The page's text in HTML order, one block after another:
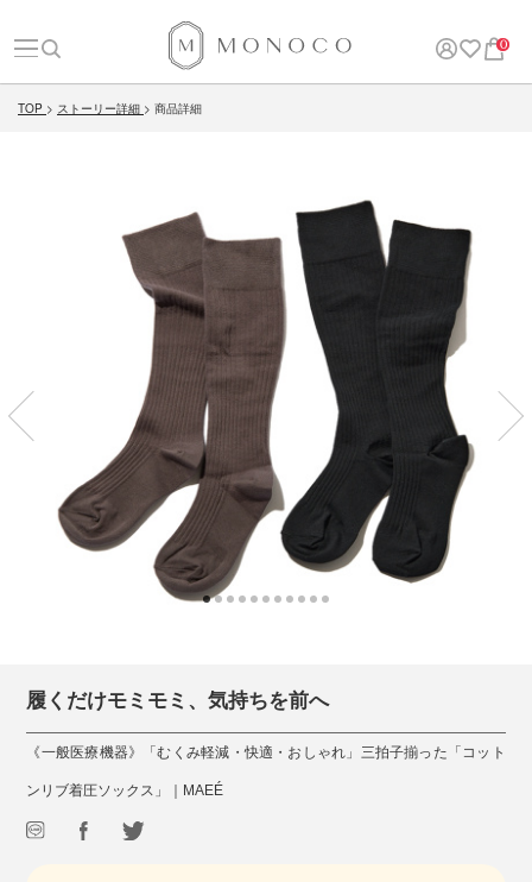
0
TOP ストーリー詳細 商品詳細
履くだけモミモミ、気持ちを前へ
《一般医療機器》「むくみ軽減・快適・おしゃれ」三拍子揃った「コット
ンリブ着圧ソックス」｜MAEÉ